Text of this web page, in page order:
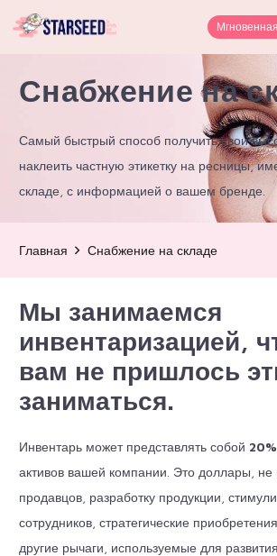
Снабжение на
Самый быстрый способ получить свои
наклеить частную этикетку на ресницы,
складе, с информацией о вашем бренде.
Главная Снабжение на складе
Мы занимаемся
инвентаризацией,
вам не пришлось
заниматься.
Инвентарь может представлять собой
активов вашей компании. Это доллары,
продавцов, разработку продукции,
сотрудников, стратегические
другие рычаги, используемые для